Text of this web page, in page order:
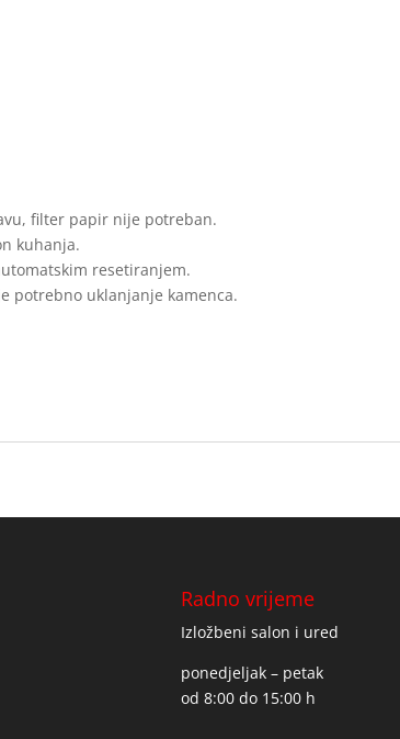
filter papir nije potreban.
kuhanja.
resetiranjem.
potrebno uklanjanje kamenca.
Radno vrijeme
Izložbeni salon i ured
ponedjeljak – petak
od 8:00 do 15:00 h